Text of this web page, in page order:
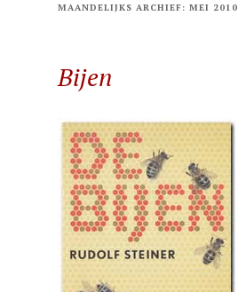
primaire
secundaire
MAANDELIJKS ARCHIEF:MEI 2010
Bijen